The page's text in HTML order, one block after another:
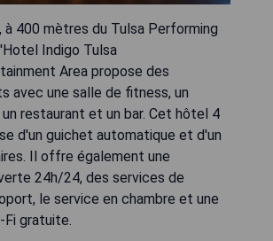
à 400 mètres du Tulsa Performing
Indigo Tulsa
Area propose des
avec une salle de fitness, un
un restaurant et un bar. Cet hôtel 4
d'un guichet automatique et d'un
Il offre également une
24h/24, des services de
le service en chambre et une
Fi gratuite.